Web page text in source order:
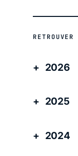
2026
2025
2024